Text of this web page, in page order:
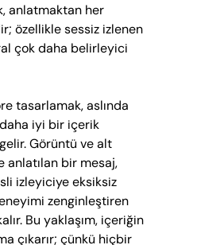
anlatmaktan her
özellikle sessiz izlenen
çok daha belirleyici
tasarlamak, aslında
iyi bir içerik
Görüntü ve alt
anlatılan bir mesaj,
izleyiciye eksiksiz
zenginleştiren
Bu yaklaşım, içeriğin
çıkarır; çünkü hiçbir